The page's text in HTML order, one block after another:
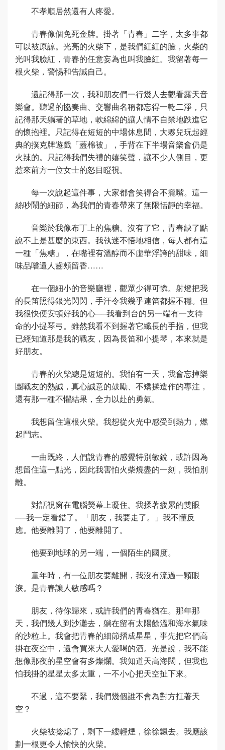
不孝順居然還有人疼愛。
青春像個免死金牌。掛著「青春」二字，太多事都
可以被原諒。光亮的火柴下，是我們紅紅的臉，火柴的
光叫我臉紅，青春的任意妄為也叫我臉紅。我留著每一
根火柴，警惕和告誡自己。
還記得那一次，我和朋友們一行幾人去觀看露天音
樂會。聽過的協奏曲、交響曲名稱都忘得一乾二淨，只
記得那天躺著的草地，軟綿綿的讓人情不自禁地跌進它
的懷抱裡。只記得在短短的中場休息間，大夥兒玩起經
典的撲克牌遊戲「蓋棉被」，手背在下半場音樂會仍是
火辣的。只記得我們失禮的嬉笑聲，讓不少人側目，更
惹來前方一位女士的怒目瞪視。
每一次說起這件事，大家都會笑得合不攏嘴。這一
絲吵鬧的細節，為我們的青春帶來了無限恬靜的幸福。
音樂於我像布丁上的焦糖。沒有了它，青春缺了點
說不上是甚麼的東西。我執迷不悟地相信，每人都有這
一種「焦糖」，在嘴裡有溫醇而不虛華浮誇的甜味，細
味品嚐還人齒頰留香……
在一個細小的音樂廳裡，觀眾少得可憐。射燈把我
的長笛照得銀光閃閃，手汗令我幾乎連笛都握不穩。但
我很快便安頓好我的心──我看到台的另一端有一支待
命的小提琴弓。雖然我看不到握著它纖長的手指，但我
已經知道那是我的戰友，因為長笛和小提琴，本來就是
好朋友。
青春的火柴總是短短的。我怕有一天，我會忘掉樂
團戰友的熱誠，真心誠意的鼓勵、不矯揉造作的專注，
還有那一種不懼結果，全力以赴的勇氣。
我想留住這根火柴。我想從火光中感受到熱力，燃
起鬥志。
一曲既終，人們說青春的感覺特別敏銳，或許因為
想留住這一點光，因此我害怕火柴燒盡的一刻，我怕別
離。
對話視窗在電腦熒幕上凝住。我揉著疲累的雙眼
──我一定看錯了。「朋友，我要走了。」我不懂反
應。他要離開了，他要離開了。
他要到地球的另一端，一個陌生的國度。
童年時，有一位朋友要離開，我沒有流過一顆眼
淚。是青春讓人敏感嗎？
朋友，待你歸來，或許我們的青春猶在。那年那
天，我們幾人到沙灘去，躺在留有太陽餘溫和海水氣味
的沙粒上。我會把青春的細節摺成星星，事先把它們高
掛在夜空中，還會買來大人愛喝的酒。光是說，我不能
想像那夜的星空會有多燦爛。我知道天高海闊，但我也
怕我掛的星星太多太重，一不小心把天空扯下來。
不過，這不要緊，我們幾個誰不會為對方扛著天
空？
火柴被捻熄了，剩下一縷輕煙，徐徐飄去。我應該
劃一根更令人愉快的火柴。